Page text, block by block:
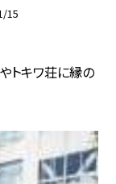
15
やトキワ荘に縁の